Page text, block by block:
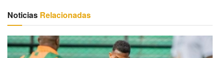
Noticias Relacionadas